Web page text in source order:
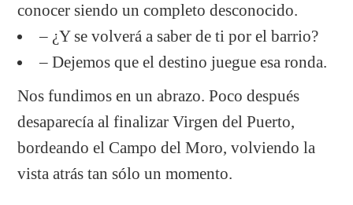
conocer siendo un completo desconocido.
– ¿Y se volverá a saber de ti por el barrio?
– Dejemos que el destino juegue esa ronda.
Nos fundimos en un abrazo. Poco después
desaparecía al finalizar Virgen del Puerto,
bordeando el Campo del Moro, volviendo la
vista atrás tan sólo un momento.